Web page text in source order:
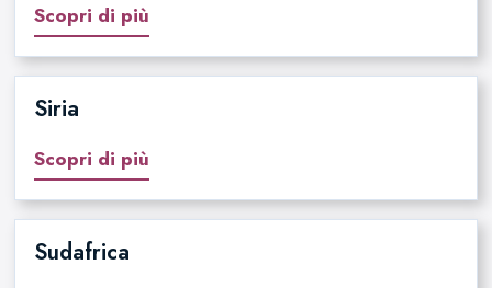
Scopri di più
Siria
Scopri di più
Sudafrica